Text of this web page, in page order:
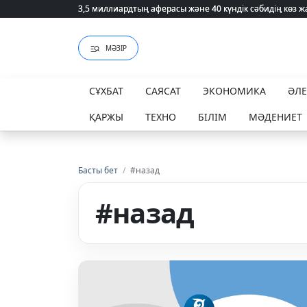
3,5 миллиардтың аферасы және 40 күндік сәбидің
3,5 миллиардтың аферасы және 40 күндік сәбидің
МӘЗІР
СҰХБАТ САЯСАТ ЭКОНОМИКА
ҚАРЖЫ
ТЕХНО БІЛІМ МӘДЕНИЕТ
Басты бет / #назад
#назад